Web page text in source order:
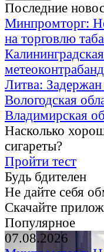
Последние
Минпромторг:
на торговлю
Литва: Задержан
Вологодская
Владимирская
Насколько
сигареты?
Пройти тест
Будь бдителен
Не дайте себя
Скачайте
Популярное
07.08.2026